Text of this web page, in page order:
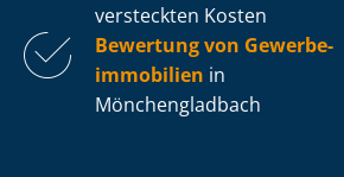
versteckten Kosten
Bewertung von Ge­wer­be­
im­mo­bi­li­en in
Mönchengladbach